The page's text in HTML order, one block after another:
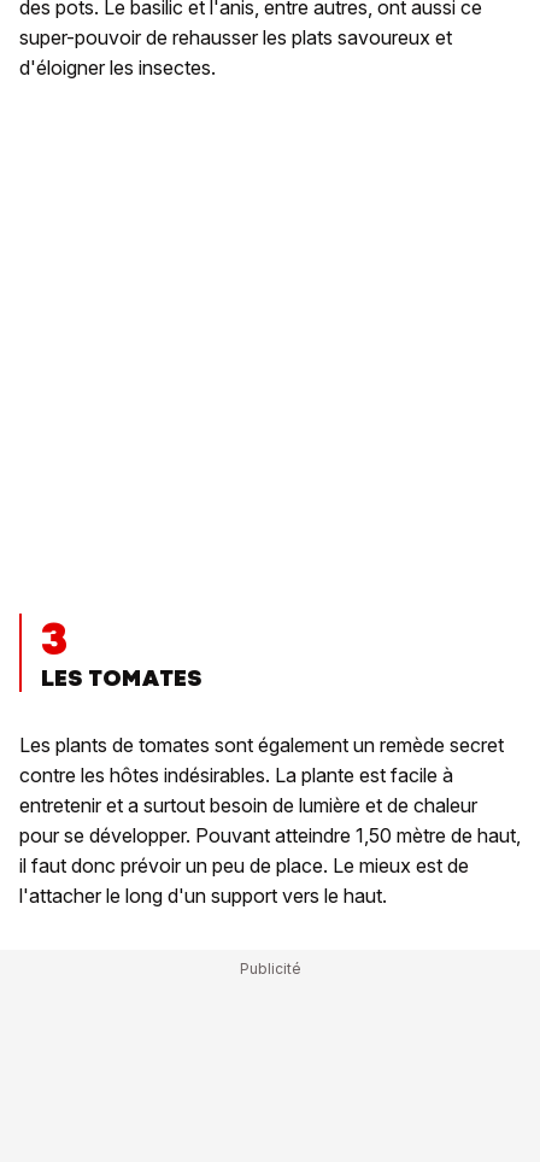
des pots. Le basilic et l'anis, entre autres, ont aussi ce
super-pouvoir de rehausser les plats savoureux et
d'éloigner les insectes.
3
LES TOMATES
Les plants de tomates sont également un remède secret
contre les hôtes indésirables. La plante est facile à
entretenir et a surtout besoin de lumière et de chaleur
pour se développer. Pouvant atteindre 1,50 mètre de haut,
il faut donc prévoir un peu de place. Le mieux est de
l'attacher le long d'un support vers le haut.